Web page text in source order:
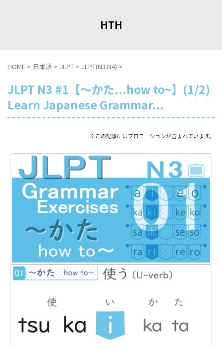
HTH
HOME > 日本語 > JLPT > JLPT(N3.N4) >
JLPT N3 #1【～かた...how to~】(1/2)
Learn Japanese Grammar...
※この記事にはプロモーションが含まれています。